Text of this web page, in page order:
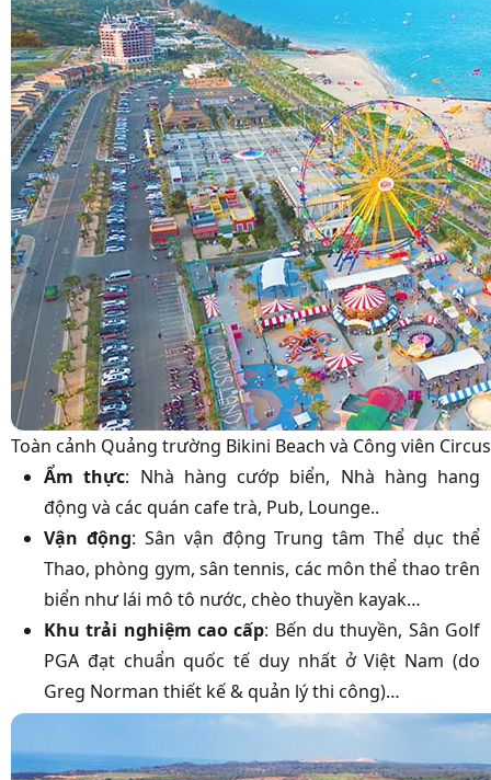
Toàn cảnh Quảng trường Bikini Beach và Công viên
Ẩm thực: Nhà hàng cướp biển, Nhà hàng hang
động và các quán cafe trà, Pub, Lounge..
Vận động: Sân vận động Trung tâm Thể dục thể
Thao, phòng gym, sân tennis, các môn thể thao trên
biển như lái mô tô nước, chèo thuyền kayak…
Khu trải nghiệm cao cấp: Bến du thuyền, Sân Golf
PGA đạt chuẩn quốc tế duy nhất ở Việt Nam (do
Greg Norman thiết kế & quản lý thi công)…